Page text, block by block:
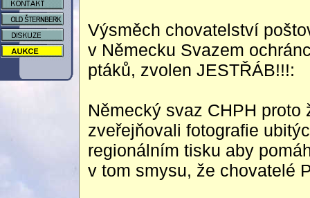
Výsměch chovatelství
v Německu Svazem
ptáků, zvolen JESTŘÁB!!!:
Německý svaz CHPH
zveřejňovali fotografie
regionálním tisku aby
v tom smysu, že chovatelé